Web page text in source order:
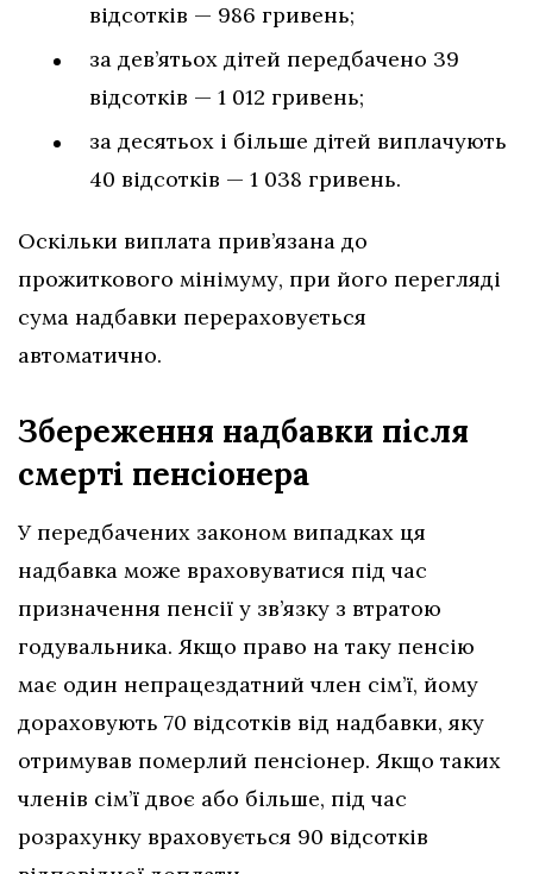
відсотків — 986 гривень;
за дев’ятьох дітей передбачено 39
відсотків — 1 012 гривень;
за десятьох і більше дітей виплачують
40 відсотків — 1 038 гривень.
Оскільки виплата прив’язана до
прожиткового мінімуму, при його перегляді
сума надбавки перераховується
автоматично.
Збереження надбавки після
смерті пенсіонера
У передбачених законом випадках ця
надбавка може враховуватися під час
призначення пенсії у зв’язку з втратою
годувальника. Якщо право на таку пенсію
має один непрацездатний член сім’ї, йому
дораховують 70 відсотків від надбавки, яку
отримував померлий пенсіонер. Якщо таких
членів сім’ї двоє або більше, під час
розрахунку враховується 90 відсотків